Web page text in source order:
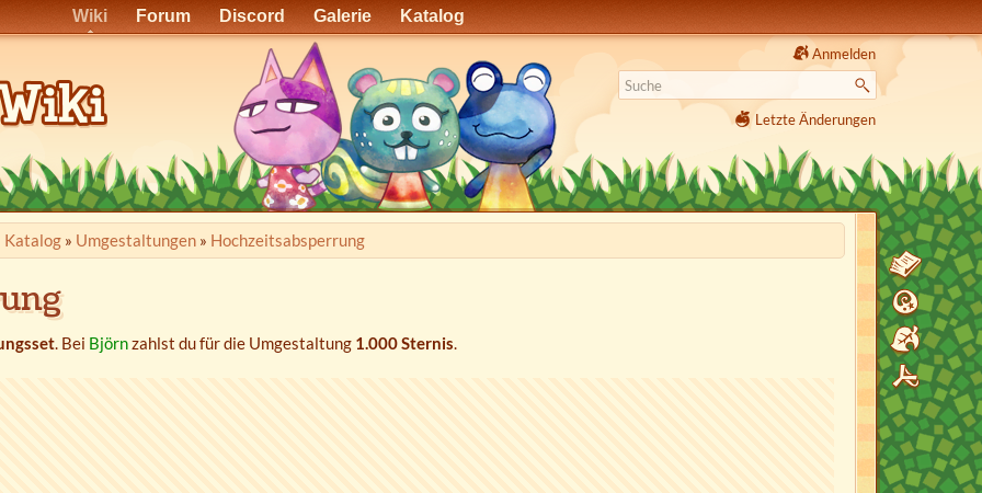
Wiki Forum Discord Galerie Katalog
Anmelden
Letzte Änderungen
Katalog» Umgestaltungen» Hochzeitsabsperrung
. Bei Björnzahlst du für die Umgestaltung 1.000 Sternis.